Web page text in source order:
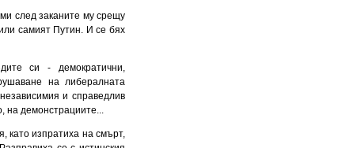
след заканите му срещу
самият Путин. И се бях
си - демократични,
на либералната
и справедлив
на демонстрациите...
като изпратиха на смърт,